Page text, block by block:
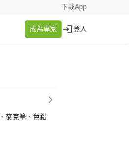
下載App
成為專家 登入
麥克筆、色鉛